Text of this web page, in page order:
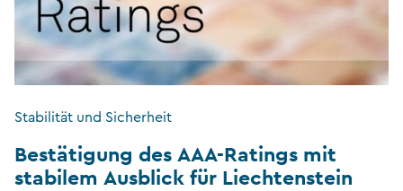
Stabilität und Sicherheit
Bestätigung des AAA-Ratings mit
stabilem Ausblick für Liechtenstein